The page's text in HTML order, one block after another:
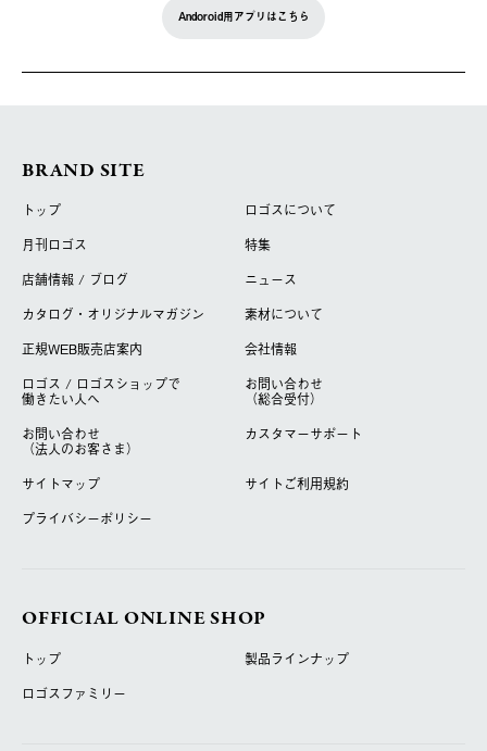
Andoroid用アプリはこちら
BRAND SITE
トップ
ロゴスについて
月刊ロゴス
特集
店舗情報 / ブログ
ニュース
カタログ・オリジナルマガジン
素材について
正規WEB販売店案内
会社情報
ロゴス / ロゴスショップで
働きたい人へ
お問い合わせ
（総合受付）
お問い合わせ
（法人のお客さま）
カスタマーサポート
サイトマップ
サイトご利用規約
プライバシーポリシー
OFFICIAL ONLINE SHOP
トップ
製品ラインナップ
ロゴスファミリー